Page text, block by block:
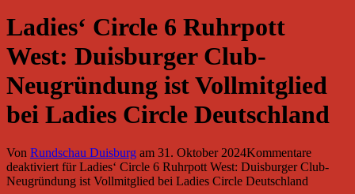
Ladies‘ Circle 6 Ruhrpott
West: Duisburger Club-
Neugründung ist Vollmitglied
bei Ladies Circle Deutschland
Von Rundschau Duisburg am 31. Oktober 2024Kommentare
deaktiviertfür Ladies‘ Circle 6 Ruhrpott West: Duisburger Club-
Neugründung ist Vollmitglied bei Ladies Circle Deutschland